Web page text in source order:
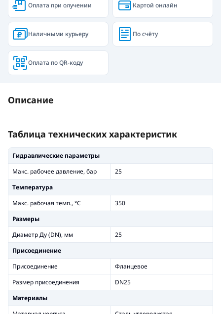
Оплата при олучении Картой онлайн
Наличными курьеру По счёту
Оплата по QR-коду
Описание
Таблица технических характеристик
Гидравлические параметры
Макс. рабочее давление, бар
25
Температура
Макс. рабочая темп., °С
350
Размеры
Диаметр Ду (DN), мм
25
Присоединение
Присоединение
Фланцевое
Размер присоединения
DN25
Материалы